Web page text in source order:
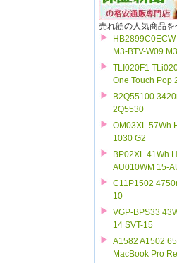
売れ筋の人気商品を
M3-BTV-W09
TLI020F1
One Touch Pop
B2Q55100
2Q5530
OM03XL 57Wh
1030 G2
BP02XL 41Wh
AU010WM 15-
C11P1502
10
VGP-BPS33
14 SVT-15
A1582 A1502
MacBook Pro